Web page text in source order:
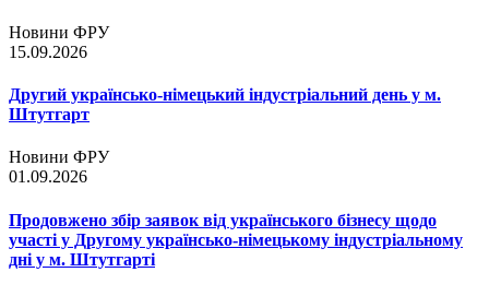
Новини ФРУ
15.09.2026
Другий українсько-німецький індустріальний день у м.
Штутгарт
Новини ФРУ
01.09.2026
Продовжено збір заявок від українського бізнесу щодо
участі у Другому українсько-німецькому індустріальному
дні у м. Штутгарті